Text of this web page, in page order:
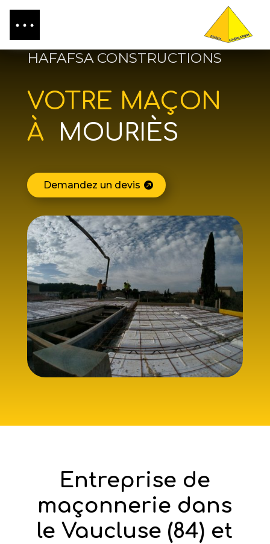
HAFAFSA CONSTRUCTIONS
VOTRE MAÇON
À MOURIÈS
Demandez un devis
Entreprise de
maçonnerie dans
le Vaucluse (84) et